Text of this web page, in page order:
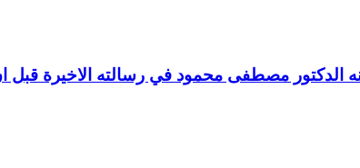
الدكتور مصطفى محمود في رسالته الاخيرة قبل